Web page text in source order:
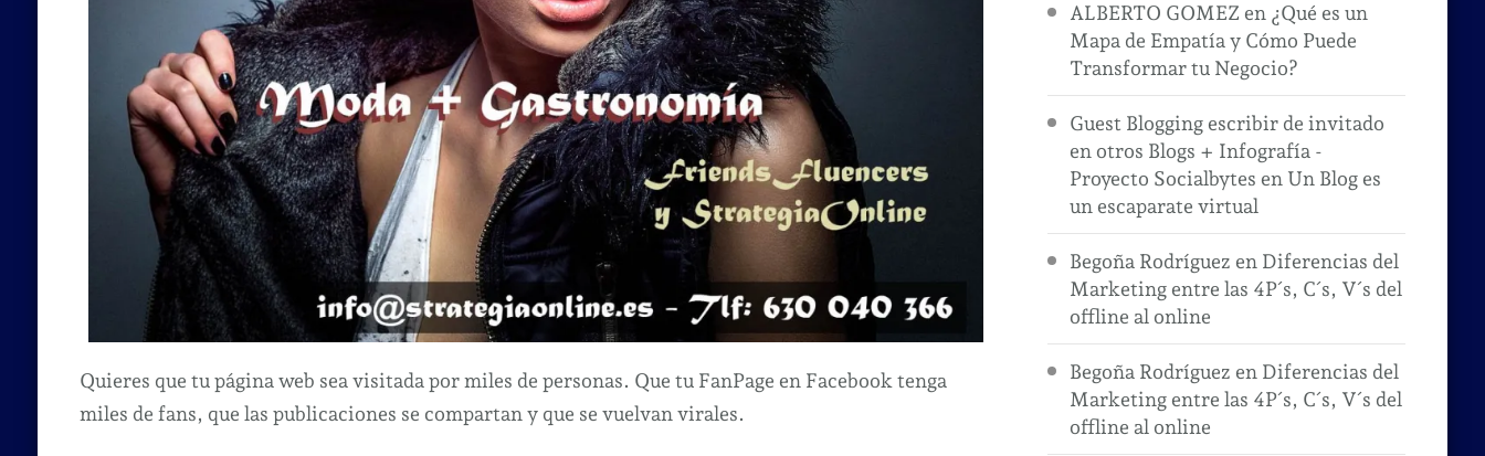
Quieres que tu página web sea visitada por miles de personas. Que tu FanPage en Facebook tenga
miles de fans, que las publicaciones se compartan y que se vuelvan virales.
ALBERTO GOMEZ en ¿Qué es un
Mapa de Empatía y Cómo Puede
Transformar tu Negocio?
Guest Blogging escribir de invitado
en otros Blogs + Infografía -
Proyecto Socialbytes en Un Blog es
un escaparate virtual
Begoña Rodríguez en Diferencias del
Marketing entre las 4P´s, C´s, V´s del
offline al online
Begoña Rodríguez en Diferencias del
Marketing entre las 4P´s, C´s, V´s del
offline al online